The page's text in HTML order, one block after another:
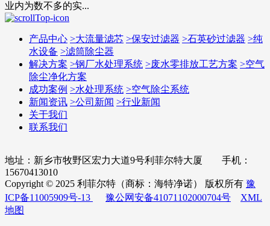
业内为数不多的实...
产品中心 >大流量滤芯 >保安过滤器 >石英砂过滤器 >纯
水设备 >滤筒除尘器
解决方案 >钢厂水处理系统 >废水零排放工艺方案 >空气
除尘净化方案
成功案例 >水处理系统 >空气除尘系统
新闻资讯 >公司新闻 >行业新闻
关于我们
联系我们
地址：新乡市牧野区宏力大道9号利菲尔特大厦 手机：
15670413010
Copyright © 2025 利菲尔特（商标：海特净诺） 版权所有 豫
ICP备11005909号-13
豫公网安备41071102000704号
XML
地图